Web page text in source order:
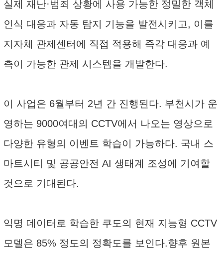
실제 재난·범죄 상황에 사용 가능한 정밀한 객체
인식 대응과 자동 탐지 기능을 발전시키고, 이를
지자체 관제센터에 직접 적용해 즉각 대응과 예
측이 가능한 관제 시스템을 개발한다.
이 사업은 6월부터 2년 간 진행된다. 부천시가 운
영하는 9000여대의 CCTV에서 나오는 영상으로
다양한 유형의 이벤트 학습이 가능하다. 국내 스
마트시티 및 공공안전 AI 생태계 조성에 기여할
것으로 기대된다.
익명 데이터로 학습한 쿠도의 현재 지능형 CCTV
모델은 85% 정도의 정확도를 보인다.향후 원본